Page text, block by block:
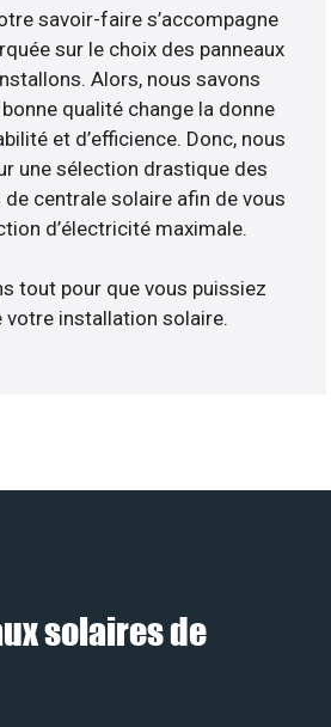
savoir-faire s’accompagne
sur le choix des panneaux
Alors, nous savons
qualité change la donne
et d’efficience. Donc, nous
une sélection drastique des
centrale solaire afin de vous
d’électricité maximale.
tout pour que vous puissiez
votre installation solaire.
solaires de